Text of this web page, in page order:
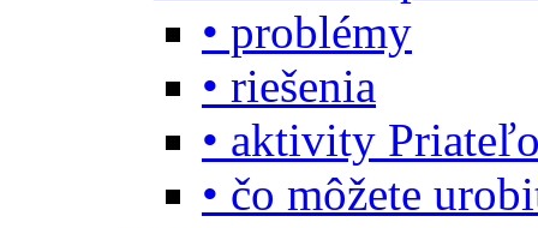
• problémy
• riešenia
• aktivity
• čo môžete